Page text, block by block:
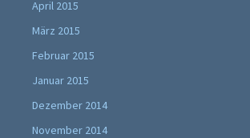
April 2015
März 2015
Februar 2015
Januar 2015
Dezember 2014
November 2014